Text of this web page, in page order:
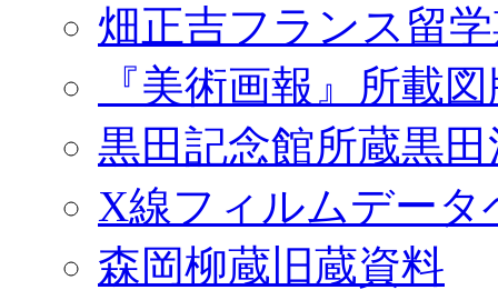
畑正吉フランス留
『美術画報』所載
黒田記念館所蔵黒
X線フィルムデータ
森岡柳蔵旧蔵資料